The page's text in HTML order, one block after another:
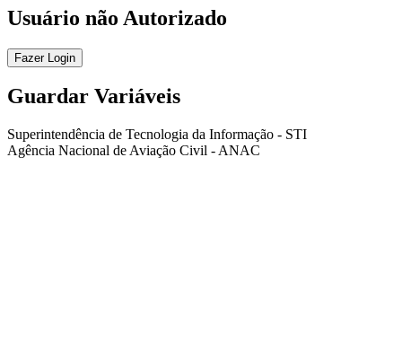
Usuário não Autorizado
Fazer Login
Guardar Variáveis
Superintendência de Tecnologia da Informação - STI
Agência Nacional de Aviação Civil - ANAC